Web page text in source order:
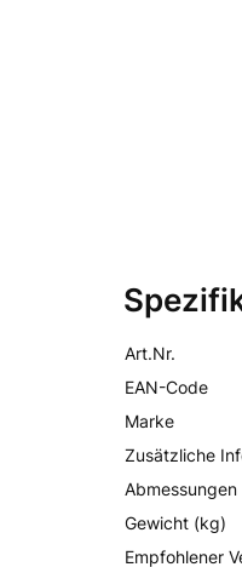
Art.Nr.
EAN-Code
Marke
Zusätzliche
Abmessungen
Gewicht (kg)
Empfohlener